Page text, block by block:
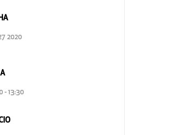
2020
- 13:30